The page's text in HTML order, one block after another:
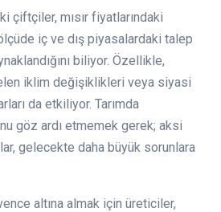
çiftçiler, mısır fiyatlarındaki
iç ve dış piyasalardaki talep
biliyor. Özellikle,
iklim değişiklikleri veya siyasi
da etkiliyor. Tarımda
göz ardı etmemek gerek; aksi
gelecekte daha büyük sorunlara
altına almak için üreticiler,